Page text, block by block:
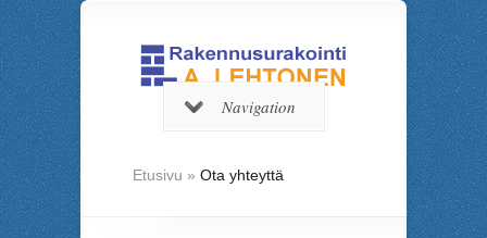
Navigation
Etusivu » Ota yhteyttä